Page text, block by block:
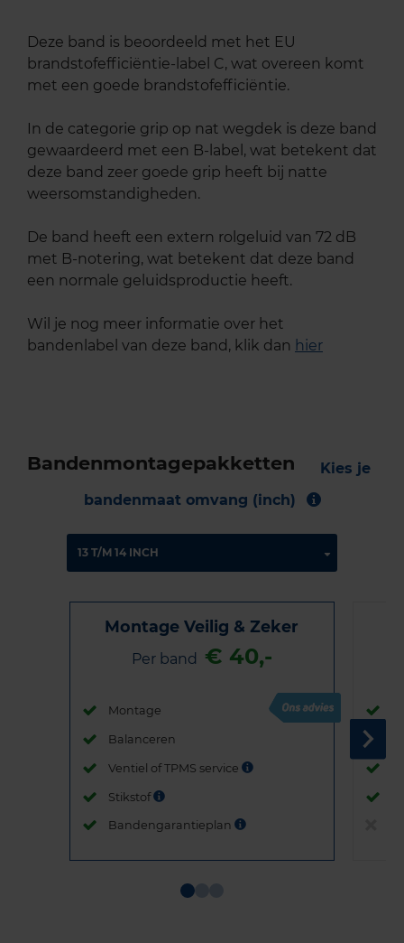
Deze band is beoordeeld met het EU
brandstofefficiëntie-label C, wat overeen komt
met een goede brandstofefficiëntie.
In de categorie grip op nat wegdek is deze band
gewaardeerd met een B-label, wat betekent dat
deze band zeer goede grip heeft bij natte
weersomstandigheden.
De band heeft een extern rolgeluid van 72 dB
met B-notering, wat betekent dat deze band
een normale geluidsproductie heeft.
Wil je nog meer informatie over het
bandenlabel van deze band, klik dan hier
Bandenmontagepakketten
Kies je
bandenmaat omvang (inch)
Montage Veilig & Zeker
Per band € 40,-
Montage
Balanceren
Ventiel of TPMS service
Stikstof
Bandengarantieplan